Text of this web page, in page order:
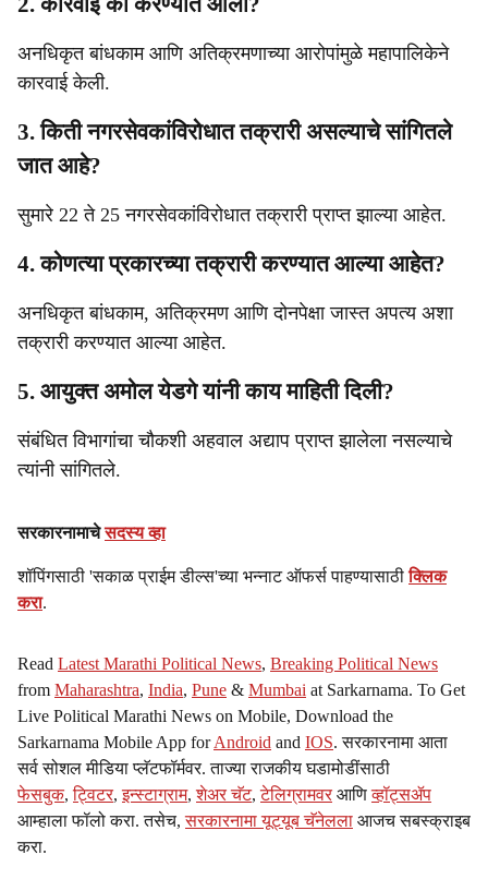
अनधिकृत बांधकाम आणि अतिक्रमणाच्या आरोपांमुळे महापालिकेने
कारवाई केली.
3. किती नगरसेवकांविरोधात तक्रारी असल्याचे सांगितले
जात आहे?
सुमारे 22 ते 25 नगरसेवकांविरोधात तक्रारी प्राप्त झाल्या आहेत.
4. कोणत्या प्रकारच्या तक्रारी करण्यात आल्या आहेत?
अनधिकृत बांधकाम, अतिक्रमण आणि दोनपेक्षा जास्त अपत्य अशा
तक्रारी करण्यात आल्या आहेत.
5. आयुक्त अमोल येडगे यांनी काय माहिती दिली?
संबंधित विभागांचा चौकशी अहवाल अद्याप प्राप्त झालेला नसल्याचे
त्यांनी सांगितले.
सरकारनामाचेसदस्य व्हा
शॉपिंगसाठी 'सकाळ प्राईम डील्स'च्या भन्नाट ऑफर्स पाहण्यासाठीक्लिक
करा.
Read Latest Marathi Political News, Breaking Political News
from Maharashtra, India, Pune & Mumbai at Sarkarnama. To Get
Live Political Marathi News on Mobile, Download the
Sarkarnama Mobile App forAndroid and IOS. सरकारनामा आता
सर्व सोशल मीडिया प्लॅटफॉर्मवर. ताज्या राजकीय घडामोडींसाठी
फेसबुक,ट्विटर,इन्स्टाग्राम,शेअर चॅट,टेलिग्रामवर आणिव्हॉट्सॲप
आम्हाला फॉलो करा. तसेच,सरकारनामा यूट्यूब चॅनेलला आजच सबस्क्राइब
करा.